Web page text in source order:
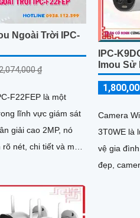
Ngoài Trời IPC-
₫
F22FEP là một
lĩnh vực giám sát
nét, chi tiết và màu
IPC-
Imou
Camera
3T0WE là
vệ gia
đẹp,